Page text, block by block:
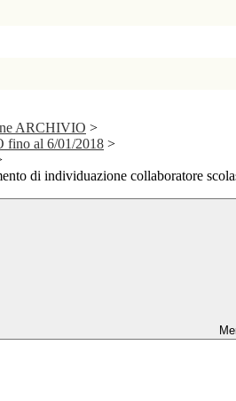
ARCHIVIO >
fino al 6/01/2018 >
di individuazione collaboratore